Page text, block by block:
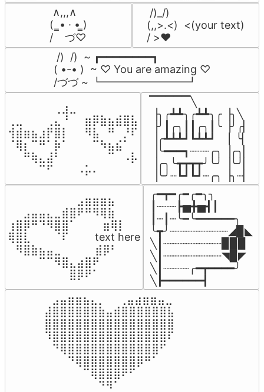
∧,,,∧
(  ̳• · • ̳)
/    づ♡
/)_/)
(,,>.<)  <(your text)
/ >❤️
/)  /)  ~ ┏━━━━━━━━┓
( •-• )  ~ ♡ You are amazing ♡
/づづ ~ ┗━━━━━━━━┛
⠀⠀⠀⠀⠀⠀⢀⣰⣀⠀⠀⠀⠀⠀⠀⠀⠀
⢀⣀⠀⠀⠀⢀⣄⠘⠀⠀⣶⡿⣷⣦⣾⣿⣧
⢺⣾⣶⣦⣰⡟⣿⡇⠀⠀⠻⣧⠀⠛⠀⡘⠏
⠈⢿⡆⠉⠛⠁⡷⠁⠀⠀⠀⠉⠳⣦⣮⠁⠀
⠀⠀⠛⢷⣄⣼⠃⠀⠀⠀⠀⠀⠀⠉⠀⠠⡧
⠀⠀⠀⠀⠉⠋⠀⠀⠀⠠⡥⠄⠀⠀⠀⠀⠀
▔▔▔▔▔╲
▕╮╭┻┻╮╭┻┻╮╭▕╮╲
▕╯┃╭╮┃┃╭╮┃╰▕╯╭▏
▕╭┻┻┻┛┗┻┻┛  ▕  ╰▏
▕╰━━━┓┈┈┈╭╮▕╭╮▏
▕╭╮╰┳┳┳┳╯╰╯▕╰╯▏
▕╰╯┈┗┛┗┛┈╭╮▕╮┈▏
⠀⠀⠀⠀⠀⠀⠀⠀⠀⣠⣶⣶⣶⣦⠀⠀
⠀⠀⣠⣤⣤⣄⣀⣾⣿⠟⠛⠻⢿⣷⠀
⢰⣿⡿⠛⠙⠻⣿⣿⠁⠀⠀ ⠀⣶⢿⡇
⢿⣿⣇⠀⠀⠀⠈⠏⠀⠀⠀ text here
⠀⠻⣿⣷⣦⣤⣀⠀⠀⠀ ⠀⣾⡿⠃⠀
⠀⠀⠀⠀⠉⠉⠻⣿⣄⣴⣿⠟⠀⠀⠀
⠀⠀⠀⠀⠀⠀⠀⠀⣿⡿⠟⠁⠀⠀⠀
╭━┳━╭━╭━╮╮
┃┈┈┈┣▅╋▅┫┃
┃┈┃┈╰━╰━━━━━━╮
╰┳╯┈┈┈┈┈┈┈┈┈◢▉◣
╲┃┈┈┈┈┈┈┈┈┈▉▉▉
╲┃┈┈┈┈┈┈┈┈┈◥▉◤
╲┃┈┈┈┈╭━┳━━━━╯
╲┣━━━━━━┫﻿
⠀⣠⣤⣶⣶⣦⣄⡀  ⠀⢀⣤⣴⣶⣶⣤⣀⠀
⣼⣿⣿⣿⣿⣿⣿⣷⣤⣾⣿⣿⣿⣿⣿⣿⣧
⣿⣿⣿⣿⣿⣿⣿⣿⣿⣿⣿⣿⣿⣿⣿⣿⣿
⠹⣿⣿⣿⣿⣿⣿⣿⣿⣿⣿⣿⣿⣿⣿⣿⠏
⠀⠙⢿⣿⣿⣿⣿⣿⣿⣿⣿⣿⣿⣿⣿⠋⠀
⠀⠀⠀⠙⢿⣿⣿⣿⣿⣿⣿⣿⡿⠛⠁⠀⠀
⠀⠀⠀⠀⠀⠉⢿⣿⣿⣿⠟⠋⠀⠀⠀⠀⠀
⠀⠀⠀⠀⠀⠀⠀⠙⠻⠁⠀⠀⠀⠀⠀⠀⠀⠀⠀⠀⠀⠀⠀